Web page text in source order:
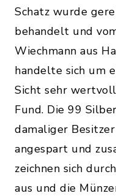
Schatz wurde
behandelt und
Wiechmann aus
handelte sich um
Sicht sehr
Fund. Die 99
damaliger
angespart und
zeichnen sich
aus und die